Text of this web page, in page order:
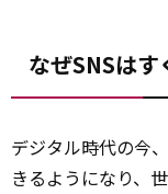
なぜSNSはす
デジタル時代の今
きるようになり、